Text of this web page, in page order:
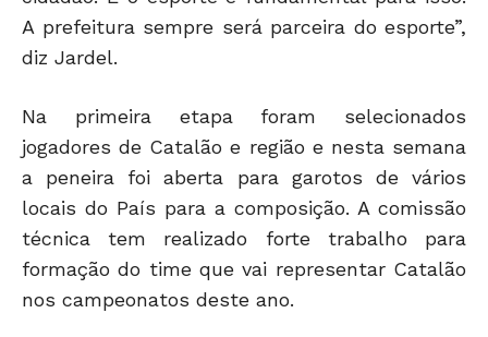
A prefeitura sempre será parceira do esporte”,
diz Jardel.
Na primeira etapa foram selecionados
jogadores de Catalão e região e nesta semana
a peneira foi aberta para garotos de vários
locais do País para a composição. A comissão
técnica tem realizado forte trabalho para
formação do time que vai representar Catalão
nos campeonatos deste ano.